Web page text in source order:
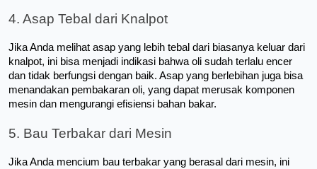
4. Asap Tebal dari Knalpot
Jika Anda melihat asap yang lebih tebal dari biasanya keluar dari
knalpot, ini bisa menjadi indikasi bahwa oli sudah terlalu encer
dan tidak berfungsi dengan baik. Asap yang berlebihan juga bisa
menandakan pembakaran oli, yang dapat merusak komponen
mesin dan mengurangi efisiensi bahan bakar.
5. Bau Terbakar dari Mesin
Jika Anda mencium bau terbakar yang berasal dari mesin, ini